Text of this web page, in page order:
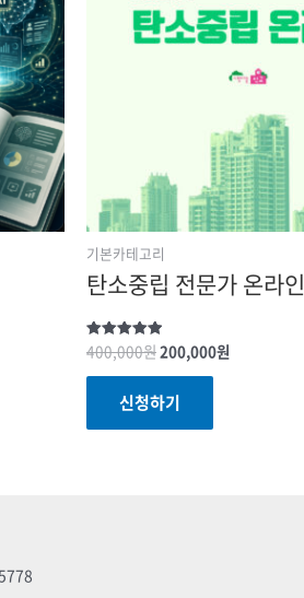
기본카테고리
탄소중립 전문가 온라인
Rated
5.00
out of 5
400,000원200,000원
신청하기